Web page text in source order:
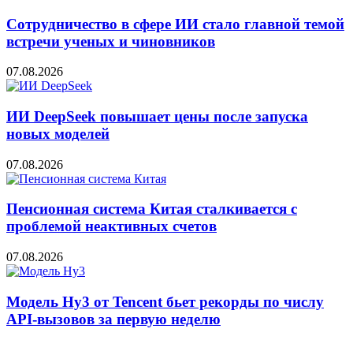
Сотрудничество в сфере ИИ стало главной темой
встречи ученых и чиновников
07.08.2026
ИИ DeepSeek повышает цены после запуска
новых моделей
07.08.2026
Пенсионная система Китая сталкивается с
проблемой неактивных счетов
07.08.2026
Модель Hy3 от Tencent бьет рекорды по числу
API-вызовов за первую неделю